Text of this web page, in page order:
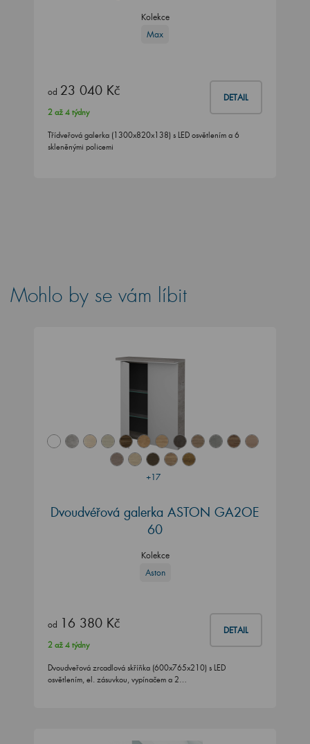
Kolekce
Max
od 23 040 Kč DETAIL
2 až 4 týdny
Třídveřová galerka (1300x820x138) s LED osvětlením a 6
skleněnými policemi
Mohlo by se vám líbit
+17
Dvoudvéřová galerka ASTON GA2OE
60
Kolekce
Aston
od 16 380 Kč DETAIL
2 až 4 týdny
Dvoudveřová zrcadlová skříňka (600x765x210) s LED
osvětlením, el. zásuvkou, vypínačem a 2…